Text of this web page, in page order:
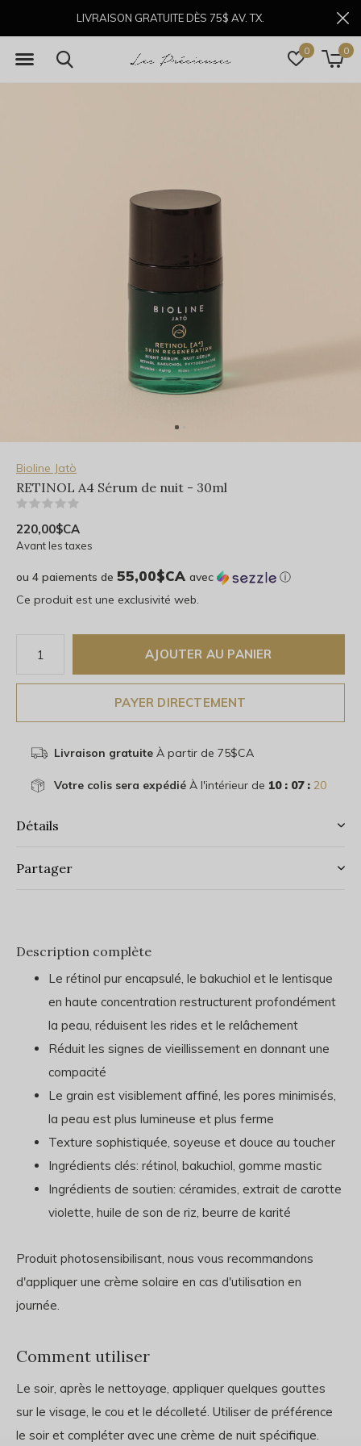
0 0
LIVRAISON GRATUITE DÈS 75$ AV. TX.
Bioline Jatò
RETINOL A4 Sérum de nuit - 30ml
220,00$CA
Avant les taxes
ou 4 paiements de 55,00$CA avec
ⓘ
Ce produit est une exclusivité web.
AJOUTER AU PANIER
PAYER DIRECTEMENT
Livraison gratuiteÀ partir de 75$CA
Votre colis sera expédiéÀ l'intérieur de 10 : 07 : 19
Détails
Partager
Description complète
Le rétinol pur encapsulé, le bakuchiol et le lentisque
en haute concentration restructurent profondément
la peau, réduisent les rides et le relâchement
Réduit les signes de vieillissement en donnant une
compacité
Le grain est visiblement affiné, les pores minimisés,
la peau est plus lumineuse et plus ferme
Texture sophistiquée, soyeuse et douce au toucher
Ingrédients clés: rétinol, bakuchiol, gomme mastic
Ingrédients de soutien: céramides, extrait de carotte
violette, huile de son de riz, beurre de karité
Produit photosensibilisant, nous vous recommandons
d'appliquer une crème solaire en cas d'utilisation en
journée.
Comment utiliser
Le soir, après le nettoyage, appliquer quelques gouttes
sur le visage, le cou et le décolleté. Utiliser de préférence
le soir et compléter avec une crème de nuit spécifique.